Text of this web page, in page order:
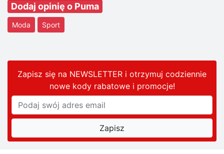
Dodaj opinię o Puma
Moda Sport
Zapisz się na NEWSLETTER i otrzymuj codziennie
nowe kody rabatowei promocje!